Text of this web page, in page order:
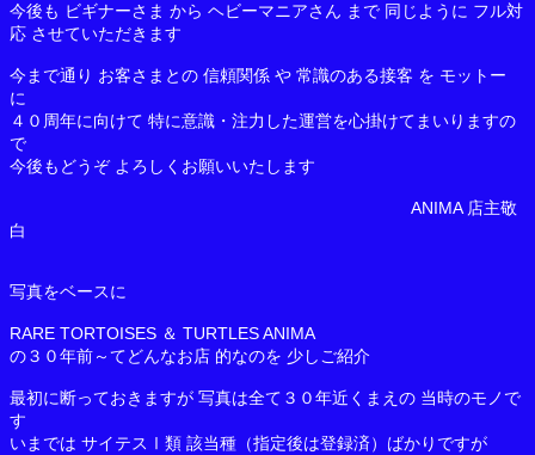
今後も ビギナーさま から ヘビーマニアさん まで 同じように フル対
応 させていただきます
今まで通り お客さまとの 信頼関係 や 常識のある接客 を モットー
に
４０周年に向けて 特に意識・注力した運営を心掛けてまいりますの
で
今後もどうぞ よろしくお願いいたします
ANIMA 店主敬
白
写真をベースに
RARE TORTOISES ＆ TURTLES ANIMA
の３０年前～てどんなお店 的なのを 少しご紹介
最初に断っておきますが 写真は全て３０年近くまえの 当時のモノで
す
いまでは サイテスⅠ類 該当種（指定後は登録済）ばかりですが